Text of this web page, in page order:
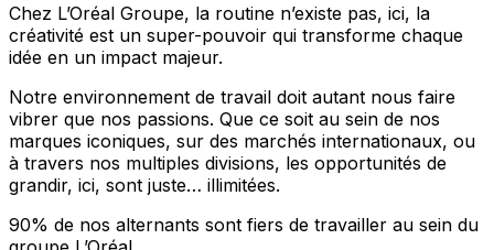
Chez L’Oréal Groupe, la routine n’existe pas, ici, la
créativité est un super-pouvoir qui transforme chaque
idée en un impact majeur.
Notre environnement de travail doit autant nous faire
vibrer que nos passions. Que ce soit au sein de nos
marques iconiques, sur des marchés internationaux, ou
à travers nos multiples divisions, les opportunités de
grandir, ici, sont juste… illimitées.
90% de nos alternants sont fiers de travailler au sein du